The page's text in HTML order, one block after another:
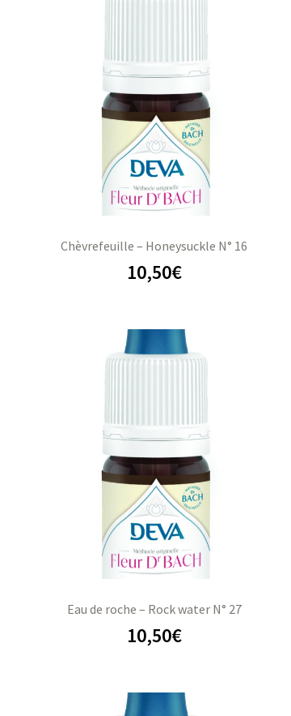
Chèvrefeuille – Honeysuckle N° 16
10,50€
Eau de roche – Rock water N° 27
10,50€